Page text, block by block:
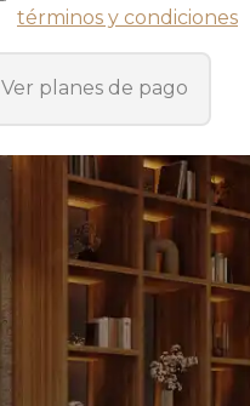
términos y condiciones
Ver planes de pago